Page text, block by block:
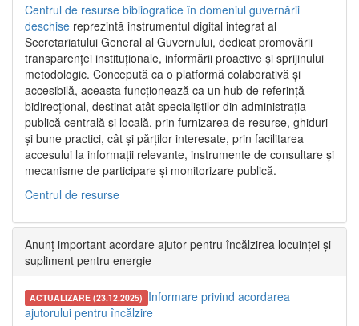
Centrul de resurse bibliografice în domeniul guvernării
deschise reprezintă instrumentul digital integrat al
Secretariatului General al Guvernului, dedicat promovării
transparenței instituționale, informării proactive și sprijinului
metodologic. Concepută ca o platformă colaborativă și
accesibilă, aceasta funcționează ca un hub de referință
bidirecțional, destinat atât specialiștilor din administrația
publică centrală și locală, prin furnizarea de resurse, ghiduri
și bune practici, cât și părților interesate, prin facilitarea
accesului la informații relevante, instrumente de consultare și
mecanisme de participare și monitorizare publică.
Centrul de resurse
Anunț important acordare ajutor pentru încălzirea locuinței și
supliment pentru energie
ACTUALIZARE (23.12.2025) Informare privind acordarea
ajutorului pentru încălzire